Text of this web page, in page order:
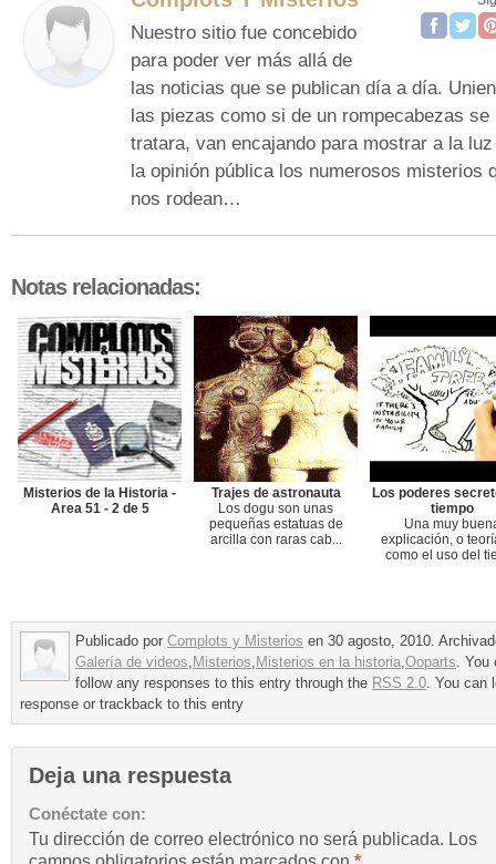
Nuestro sitio fue concebido
para poder ver más allá de
las noticias que se publican día a día.
las piezas como si de un rompecabezas se
tratara, van encajando para mostrar a la luz
la opinión pública los numerosos misterios
nos rodean…
Notas relacionadas:
Misterios de la Historia -
Area 51 - 2 de 5
Trajes de astronauta
Los dogu son unas
pequeñas estatuas de
arcilla con raras cab...
Los poderes
tiempo
Una muy
explicación, o
como el uso del
Publicado por Complots y Misterios en 30 agosto, 2010.
Galería de videos Misterios Misterios en la historia Ooparts .
follow any responses to this entry through the RSS 2.0 . You can
response or trackback to this entry
Deja una respuesta
Conéctate con:
Tu dirección de correo electrónico no será publicada. Los